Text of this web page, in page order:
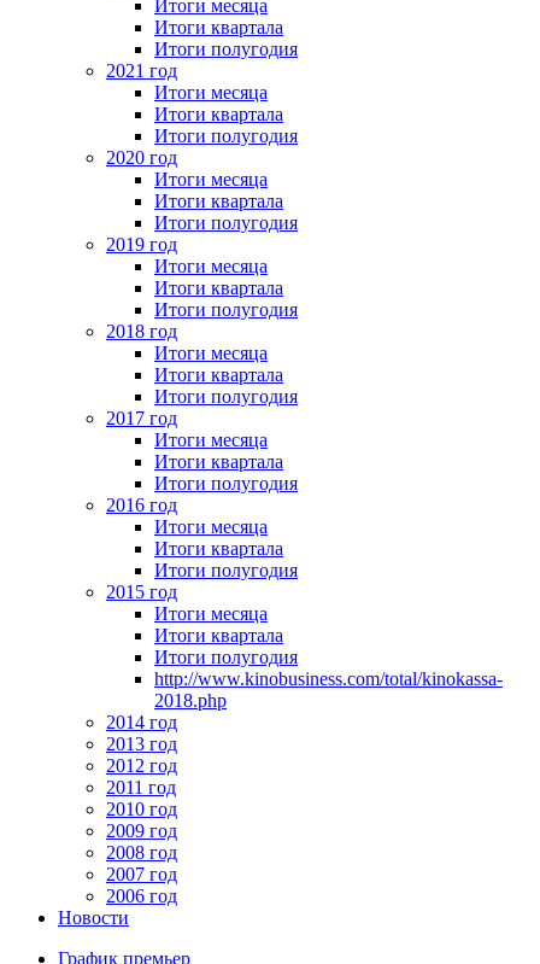
Итоги месяца
Итоги квартала
Итоги полугодия
2021 год
Итоги месяца
Итоги квартала
Итоги полугодия
2020 год
Итоги месяца
Итоги квартала
Итоги полугодия
2019 год
Итоги месяца
Итоги квартала
Итоги полугодия
2018 год
Итоги месяца
Итоги квартала
Итоги полугодия
2017 год
Итоги месяца
Итоги квартала
Итоги полугодия
2016 год
Итоги месяца
Итоги квартала
Итоги полугодия
2015 год
Итоги месяца
Итоги квартала
Итоги полугодия
http://www.kinobusiness.com/total/kinokassa-
2018.php
2014 год
2013 год
2012 год
2011 год
2010 год
2009 год
2008 год
2007 год
2006 год
Новости
График премьер